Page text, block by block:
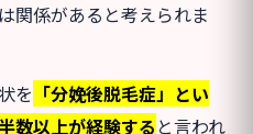
関係があると考えられま
を 「分娩後脱毛症」とい
数以上が経験する と言われ